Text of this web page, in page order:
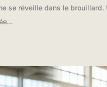
se réveille dans le brouillard.